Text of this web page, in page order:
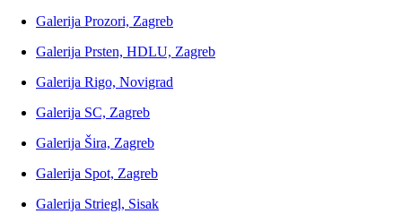
Galerija Prozori, Zagreb
Galerija Prsten, HDLU, Zagreb
Galerija Rigo, Novigrad
Galerija SC, Zagreb
Galerija Šira, Zagreb
Galerija Spot, Zagreb
Galerija Striegl, Sisak